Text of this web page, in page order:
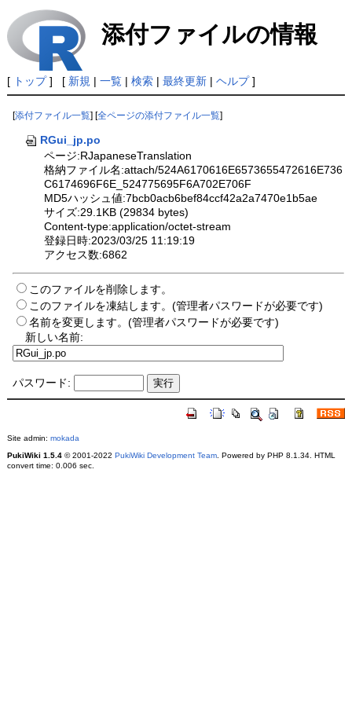
添付ファイルの情報
[ トップ] [ 新規 | 一覧| 検索| 最終更新| ヘルプ]
[添付ファイル一覧 ] [全ページの添付ファイル一覧
RGui_jp.po
ページ:RJapaneseTranslation
格納ファイル名:attach/524A6170616E6573655472616E736
C6174696F6E_524775695F6A702E706F
MD5ハッシュ値:7bcb0acb6bef84ccf42a2a7470e1b5ae
サイズ:29.1KB (29834 bytes)
Content-type:application/octet-stream
登録日時:2023/03/25 11:19:19
アクセス数:6862
このファイルを削除します。
このファイルを凍結します。(管理者パスワードが必要です)
名前を変更します。(管理者パスワードが必要です)
新しい名前:
パスワード:
Site admin: mokada
PukiWiki 1.5.4© 2001-2022 PukiWiki Development Team. Powered by PHP 8.1.34. HTML
convert time: 0.006 sec.